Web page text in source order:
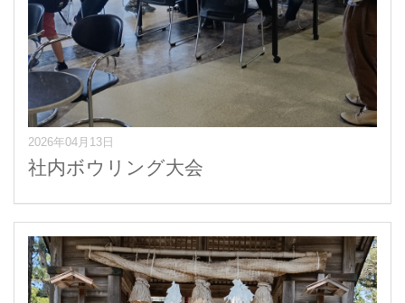
2026年04月13日
社内ボウリング大会